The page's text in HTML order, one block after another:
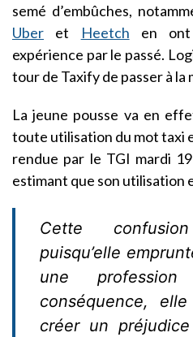
semé d’embûches,
Uber et Heetch en ont
expérience par le passé.
tour de Taxify de passer à
La jeune pousse va en
toute utilisation du mot taxi
rendue par le TGI mardi
estimant que son utilisation
Cette
puisqu’elle
une
conséquence,
créer un